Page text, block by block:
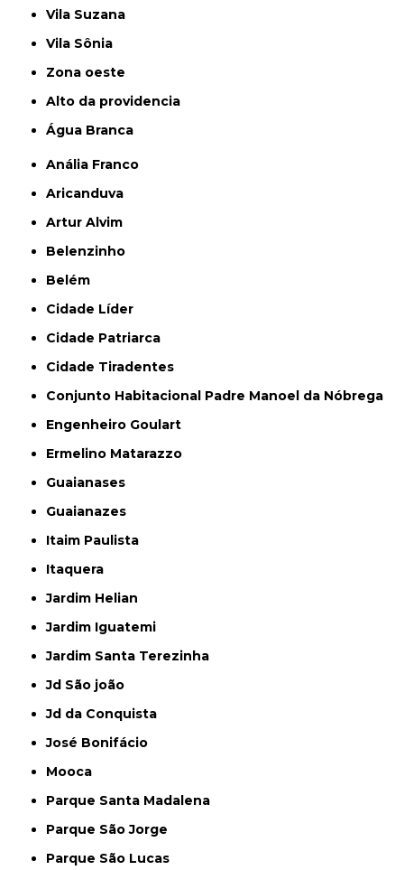
Vila Suzana
Vila Sônia
Zona oeste
alto da providencia
Água Branca
Anália Franco
Aricanduva
Artur Alvim
Belenzinho
Belém
Cidade Líder
Cidade Patriarca
Cidade Tiradentes
Conjunto Habitacional Padre Manoel da Nóbrega
Engenheiro Goulart
Ermelino Matarazzo
Guaianases
Guaianazes
Itaim Paulista
Itaquera
Jardim Helian
Jardim Iguatemi
Jardim Santa Terezinha
Jd São joão
Jd da Conquista
José Bonifácio
Mooca
Parque Santa Madalena
Parque São Jorge
Parque São Lucas